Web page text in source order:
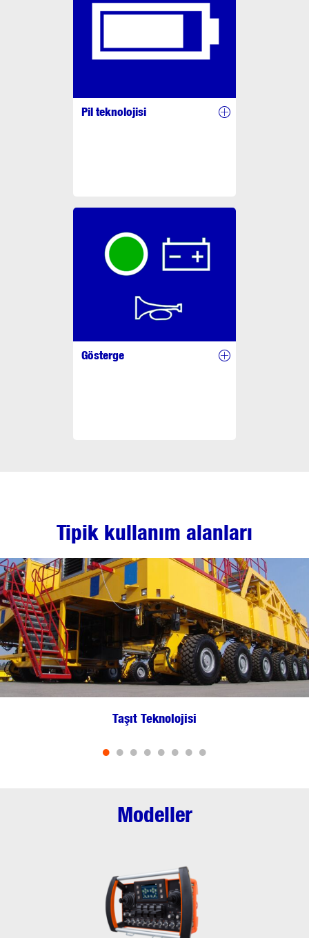
Pil teknolojisi
Gösterge
Tipik kullanım alanları
Taşıt Teknolojisi
• • • • • • • •
Modeller